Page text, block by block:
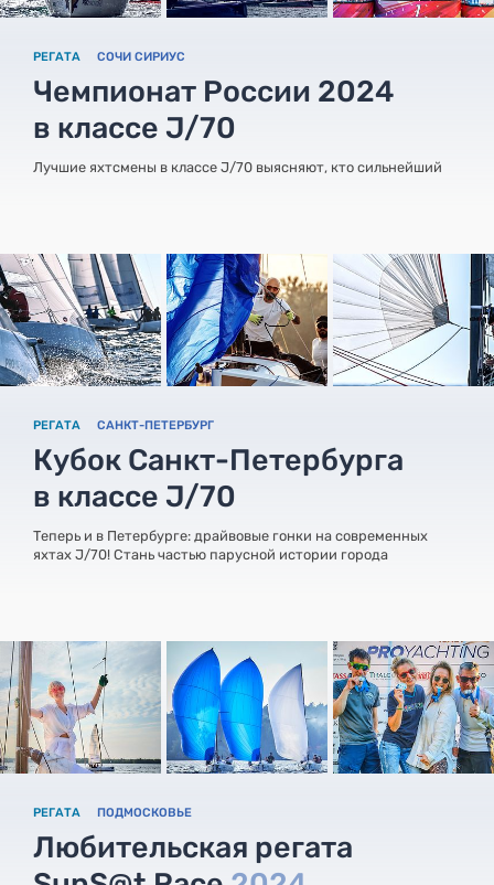
РЕГАТА СОЧИ СИРИУС
Чемпионат России 2024
в классе J/70
Лучшие яхтсмены в классе J/70 выясняют, кто сильнейший
РЕГАТА САНКТ-ПЕТЕРБУРГ
Кубок Санкт-Петербурга
в классе J/70
Теперь и в Петербурге: драйвовые гонки на современных
яхтах J/70! Стань частью парусной истории города
РЕГАТА ПОДМОСКОВЬЕ
Любительская регата